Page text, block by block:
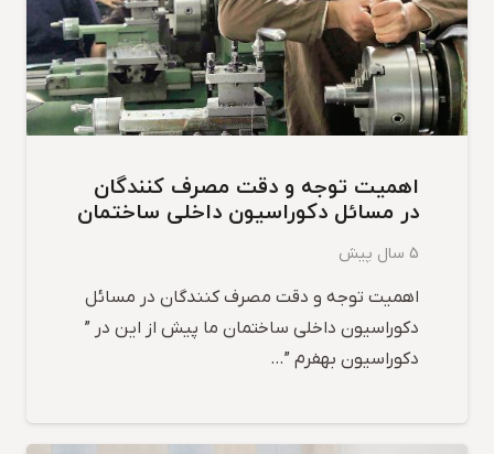
اهمیت توجه و دقت مصرف کنندگان
در مسائل دکوراسیون داخلی ساختمان
5 سال پیش
اهمیت توجه و دقت مصرف کنندگان در مسائل
دکوراسیون داخلی ساختمان ما پیش از این در ”
دکوراسیون بهفرم ”…